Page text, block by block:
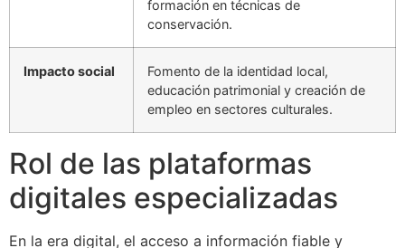
formación en técnicas de
conservación.
Impacto social
Fomento de la identidad local,
educación patrimonial y creación de
empleo en sectores culturales.
Rol de las plataformas
digitales especializadas
En la era digital, el acceso a información fiable y